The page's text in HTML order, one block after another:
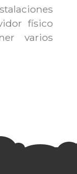
físico
varios